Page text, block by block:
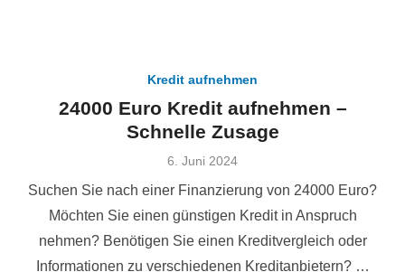
Kredit aufnehmen
24000 Euro Kredit aufnehmen –
Schnelle Zusage
Veröffentlicht
6. Juni 2024
Suchen Sie nach einer Finanzierung von 24000 Euro?
Möchten Sie einen günstigen Kredit in Anspruch
nehmen? Benötigen Sie einen Kreditvergleich oder
Informationen zu verschiedenen Kreditanbietern? …